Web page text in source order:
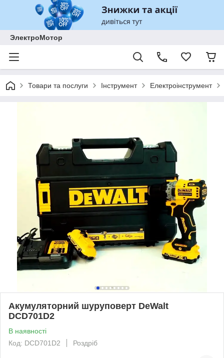
ЭлектроМотор
Товари та послуги Інструмент Електроінструмент
Акумуляторний шуруповерт DeWalt
DCD701D2
В наявності
Код: DCD701D2
Роздріб